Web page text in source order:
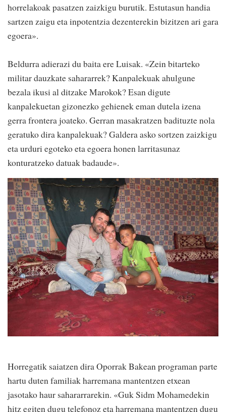
horrelakoak pasatzen zaizkigu burutik. Estutasun handia
sartzen zaigu eta inpotentzia dezenterekin bizitzen ari gara
egoera».
Beldurra adierazi du baita ere Luisak. «Zein bitarteko
militar dauzkate sahararrek? Kanpalekuak ahulgune
bezala ikusi al ditzake Marokok? Esan digute
kanpalekuetan gizonezko gehienek eman dutela izena
gerra frontera joateko. Gerran masakratzen badituzte nola
geratuko dira kanpalekuak? Galdera asko sortzen zaizkigu
eta urduri egoteko eta egoera honen larritasunaz
konturatzeko datuak badaude».
Horregatik saiatzen dira Oporrak Bakean programan parte
hartu duten familiak harremana mantentzen etxean
jasotako haur sahararrarekin. «Guk Sidm Mohamedekin
hitz egiten dugu telefonoz eta harremana mantentzen dugu